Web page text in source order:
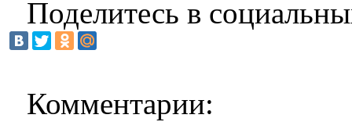
Поделитесь в
Комментарии: